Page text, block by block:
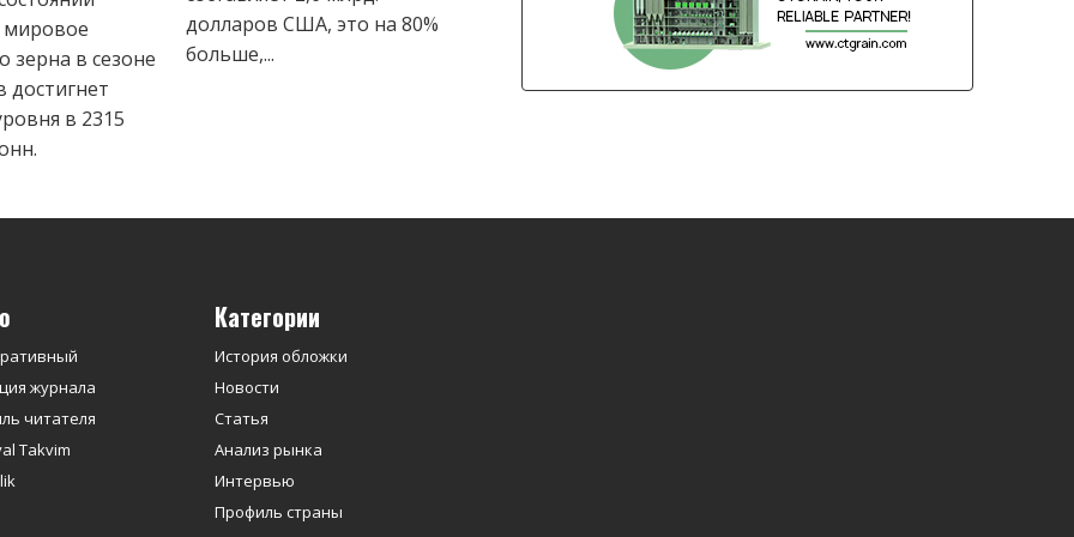
мировое
зерна в сезоне
достигнет
в 2315
долларов США, это на 80%
больше,...
журнала
читателя
Takvim
Категории
История обложки
Новости
Статья
Анализ рынка
Интервью
Профиль страны